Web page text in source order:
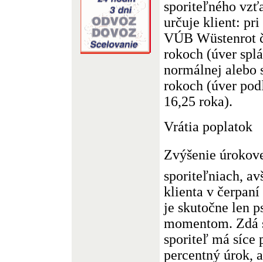
sporiteľného
určuje klient: pri
VÚB Wüstenrot
rokoch (úver
normálnej alebo
rokoch (úver
16,25 roka).
Vrátia poplatok
Zvýšenie
sporiteľniach,
klienta v
je skutočne len
momentom. Zdá
sporiteľ má síce
percentný úrok,